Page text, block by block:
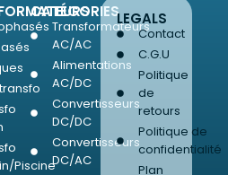
Piscine
CATÉGORIES
Transformateurs
AC/AC
Alimentations
AC/DC
Convertisseurs
DC/DC
Convertisseurs
DC/AC
LEGALS
Contact
C.G.U
Politique
de
retours
Politique de
confidentialité
Plan